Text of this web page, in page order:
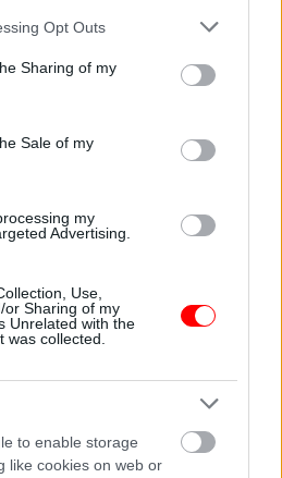
app uses one or more Google
behaviour. You may click to
and its third-party tags to
purposes in below Google
Opt Outs
Sharing of my
Sale of my
my
Advertising.
Use,
or Sharing of my
Unrelated with the
was collected.
to enable storage
like cookies on web or
ποσότητα κατόπιν
οι φωτογραφίες είναι ενδεικτικές